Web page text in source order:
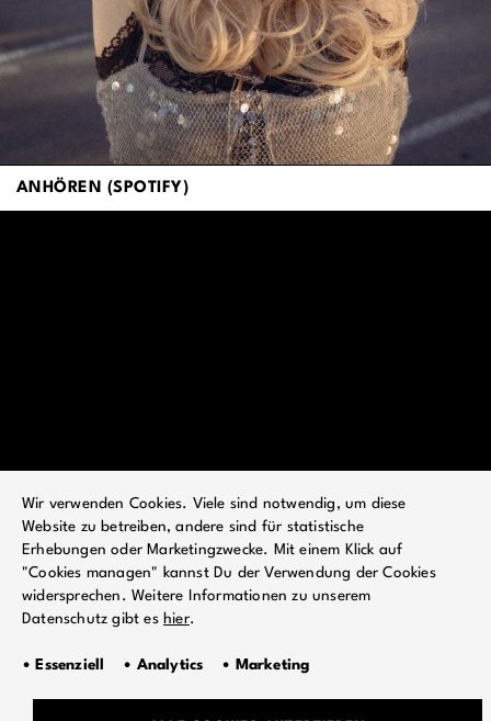
ANHÖREN (SPOTIFY)
Zurück zur Übersicht
Wir verwenden Cookies. Viele sind notwendig, um diese
Website zu betreiben, andere sind für statistische
Erhebungen oder Marketingzwecke. Mit einem Klick auf
"Cookies managen" kannst Du der Verwendung der Cookies
widersprechen. Weitere Informationen zu unserem
Datenschutz gibt es hier.
• Essenziell • Analytics • Marketing